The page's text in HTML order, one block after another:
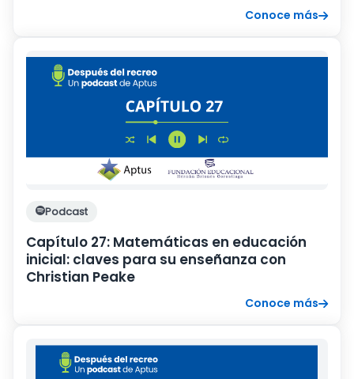
Conoce más
Podcast
Capítulo 27: Matemáticas en educación
inicial: claves para su enseñanza con
Christian Peake
Conoce más